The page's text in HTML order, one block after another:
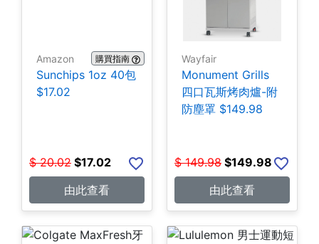
Amazon 購買指南
Sunchips 1oz 40包
$17.02
$ 20.02 $17.02
由此查看
Wayfair
Monument Grills
四口瓦斯烤肉爐-附
防塵罩 $149.98
$ 149.98 $149.98
由此查看